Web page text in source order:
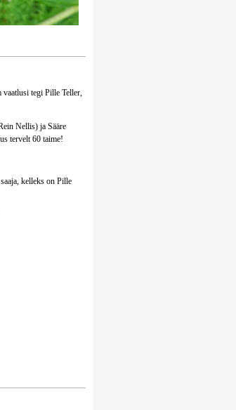
tegi Pille Teller,
Nellis) ja Sääre
tervelt 60 taime!
kelleks on Pille